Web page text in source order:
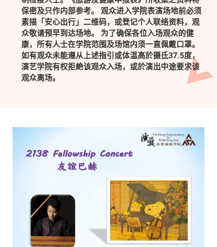
保密及只作内部参考。 观众进入学院表演场地前必须
素描「安心出行」二维码，或登记个人联络资料，观
众敬请预早到达场地。 为了确保各位入场观众的健
康，所有人士在学院范围及场馆内须一直佩戴口罩。
如有观众未能遵从上述指引或体温高於摄氐37.5度，
演艺学院有权拒絶该观众入场，或於演出中途要求该
观众离场。